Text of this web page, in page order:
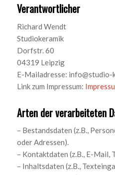
Verantwortlicher
Richard Wendt
Studiokeramik
Dorfstr. 60
04319 Leipzig
E-Mailadresse: info@studio-
Link zum Impressum:
Arten der verarbeiteten
– Bestandsdaten (z.B.,
oder Adressen).
– Kontaktdaten (z.B., E-Mail,
– Inhaltsdaten (z.B.,